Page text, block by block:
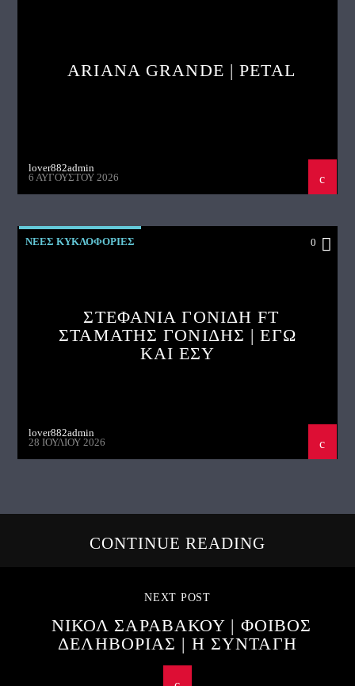
ARIANA GRANDE | PETAL
lover882admin
6 ΑΥΓΟΎΣΤΟΥ 2026
ΝΕΕΣ ΚΥΚΛΟΦΟΡΙΕΣ 0
ΣΤΕΦΑΝΙΑ ΓΟΝΙΔΗ FT
ΣΤΑΜΑΤΗΣ ΓΟΝΙΔΗΣ | ΕΓΩ
ΚΑΙ ΕΣΥ
lover882admin
28 ΙΟΥΛΊΟΥ 2026
CONTINUE READING
NEXT POST
ΝΙΚΟΛ ΣΑΡΑΒΑΚΟΥ | ΦΟΙΒΟΣ
ΔΕΛΗΒΟΡΙΑΣ | Η ΣΥΝΤΑΓΗ